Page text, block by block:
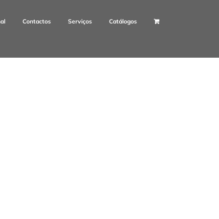
Contactos Serviços Catálogos